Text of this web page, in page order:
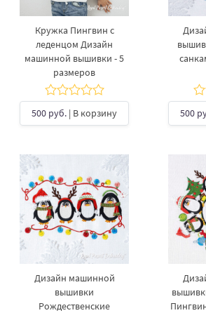
Кружка Пингвин с
леденцом Дизайн
машинной вышивки - 5
размеров
500 руб. | В корзину 500
Дизайн машинной
вышивки
Рождественские